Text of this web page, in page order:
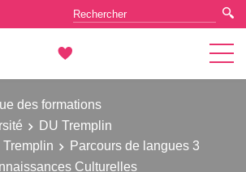
des formations
DU Tremplin
Parcours de langues 3
Culturelles